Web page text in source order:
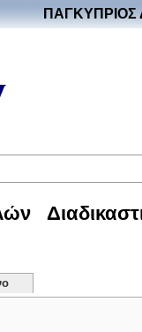
ΠΑΓΚΥΠΡΙΟΣ